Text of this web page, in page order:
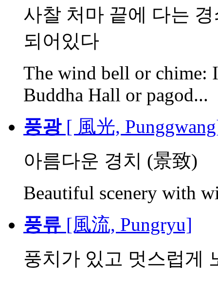
사찰 처마 끝에 다는
되어있다
The wind bell or chime:
Buddha Hall or pagod...
풍광[ 風光,
아름다운 경치 (景致)
Beautiful scenery with
풍류 [風流, Pungryu]
풍치가 있고 멋스럽게